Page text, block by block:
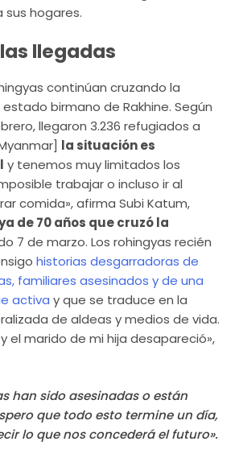
sus hogares.
llegadas
continúan cruzando la
birmano de Rakhine. Según
llegaron 3.236 refugiados a
la situación es
y tenemos muy limitados los
trabajar o incluso ir al
comida», afirma Subi Katum,
de 70 años que cruzó la
7 de marzo. Los rohingyas recién
historias desgarradoras de
familiares asesinados y de una
activa y que se traduce en la
de aldeas y medios de vida.
el marido de mi hija desapareció»,
han sido asesinadas o están
que todo esto termine un día,
lo que nos concederá el futuro».